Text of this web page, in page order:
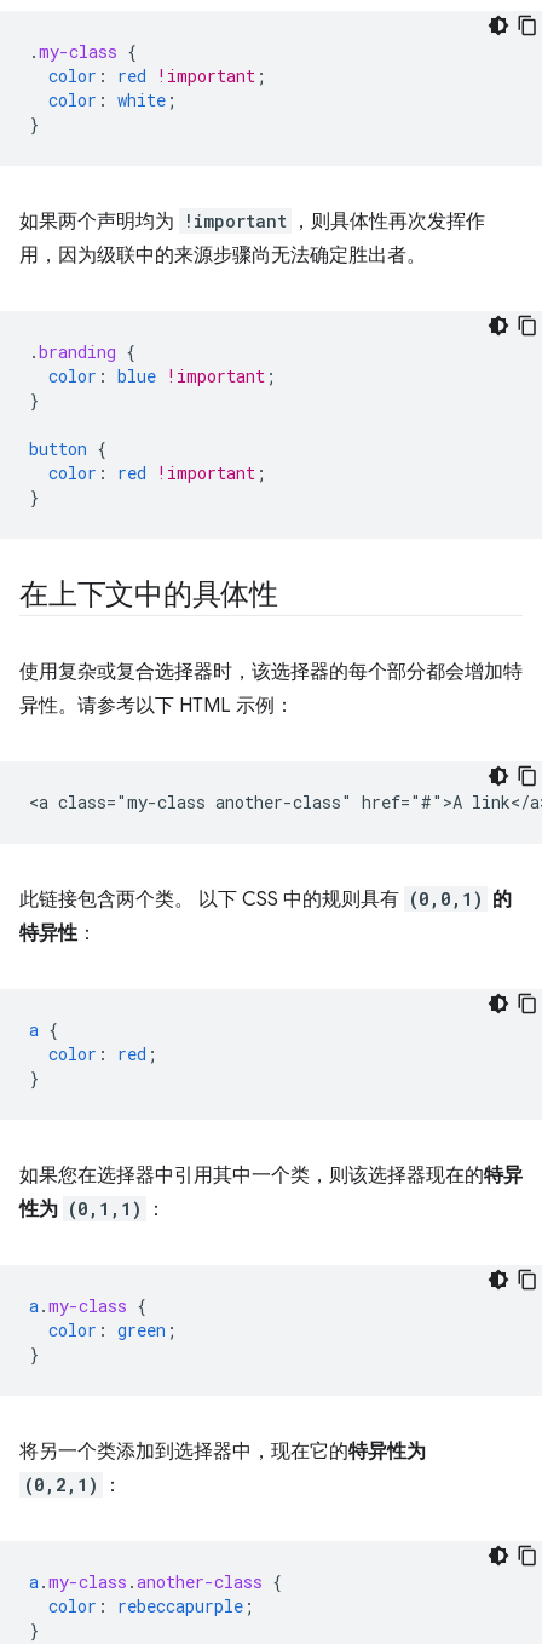
.my-class {
color : red !important ;
color : white ;
}
如果两个声明均为 !important ，则具体性再次发挥作
用，因为级联中的来源步骤尚无法确定胜出者。
.branding {
color : blue !important ;
}
button {
color : red !important ;
}
在上下文中的具体性
使用复杂或复合选择器时，该选择器的每个部分都会增加特
异性。请参考以下 HTML 示例：
此链接包含两个类。 以下 CSS 中的规则具有 (0,0,1) 的
特异性：
a {
color : red ;
}
如果您在选择器中引用其中一个类，则该选择器现在的特异
性为 (0,1,1) ：
a.my-class {
color : green ;
}
将另一个类添加到选择器中，现在它的特异性为
(0,2,1) ：
a.my-class .another-class {
color : rebeccapurple ;
}